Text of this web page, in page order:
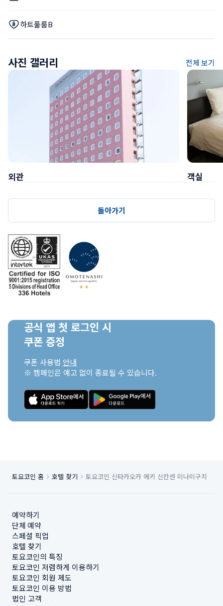
하트풀룸B
사진 갤러리 전체 보기
외관 객실
돌아가기
공식 앱 첫 로그인 시
쿠폰 증정
쿠폰 사용법 안내
※ 캠페인은 예고 없이 종료될 수 있습니다.
토요코인 홈 호텔 찾기 토요코인 신타카오카 에키 신칸센 미나미구치
예약하기
단체 예약
스페셜 픽업
호텔 찾기
토요코인의 특징
토요코인 저렴하게 이용하기
토요코인 회원 제도
토요코인 이용 방법
법인 고객